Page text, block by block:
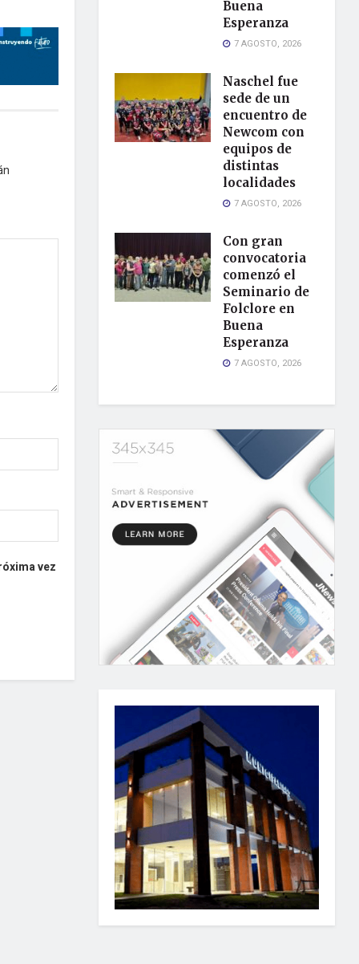
vez
Buena
Esperanza
7 AGOSTO, 2026
Naschel fue
sede de un
encuentro de
Newcom con
equipos de
distintas
localidades
7 AGOSTO, 2026
Con gran
convocatoria
comenzó el
Seminario de
Folclore en
Buena
Esperanza
7 AGOSTO, 2026